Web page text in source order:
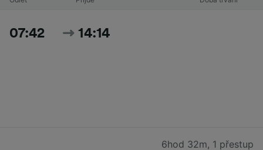
07:42 14:14
6hod 32m, 1 přestup